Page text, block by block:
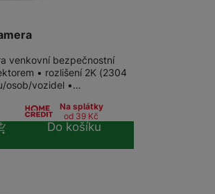
venkovní bezpečnostní
• rozlišení 2K (2304
osob/vozidel •…
Na splátky
od 39 Kč
Do košíku